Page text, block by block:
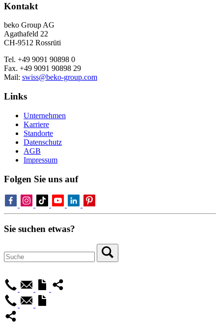
Kontakt
beko Group AG
Agathafeld 22
CH-9512 Rossrüti
Tel. +49 9091 90898 0
Fax. +49 9091 90898 29
Mail: swiss@beko-group.com
Links
Unternehmen
Karriere
Standorte
Datenschutz
AGB
Impressum
Folgen Sie uns auf
Sie suchen etwas?